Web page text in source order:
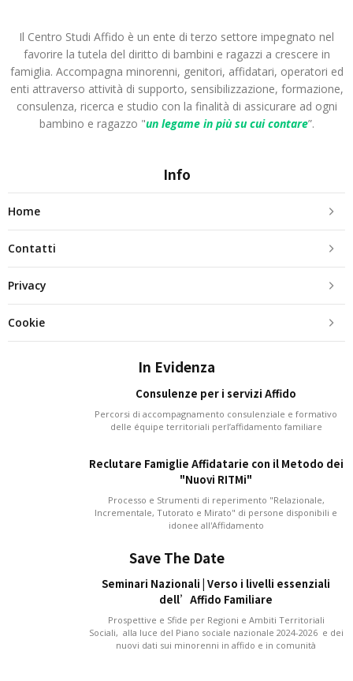
Il Centro Studi Affido è un ente di terzo settore impegnato nel
favorire la tutela del diritto di bambini e ragazzi a crescere in
famiglia. Accompagna minorenni, genitori, affidatari, operatori ed
enti attraverso attività di supporto, sensibilizzazione, formazione,
consulenza, ricerca e studio con la finalità di assicurare ad ogni
bambino e ragazzo "un legame in più su cui contare”.
Info
Home
Contatti
Privacy
Cookie
In Evidenza
Consulenze per i servizi Affido
Percorsi di accompagnamento consulenziale e formativo
delle équipe territoriali perl’affidamento familiare
Reclutare Famiglie Affidatarie con il Metodo dei
"Nuovi RITMi"
Processo e Strumenti di reperimento "Relazionale,
Incrementale, Tutorato e Mirato" di persone disponibili e
idonee all'Affidamento
Save The Date
Seminari Nazionali | Verso i livelli essenziali
dell’Affido Familiare
Prospettive e Sfide per Regioni e Ambiti Territoriali
Sociali, alla luce del Piano sociale nazionale 2024-2026 e dei
nuovi dati sui minorenni in affido e in comunità